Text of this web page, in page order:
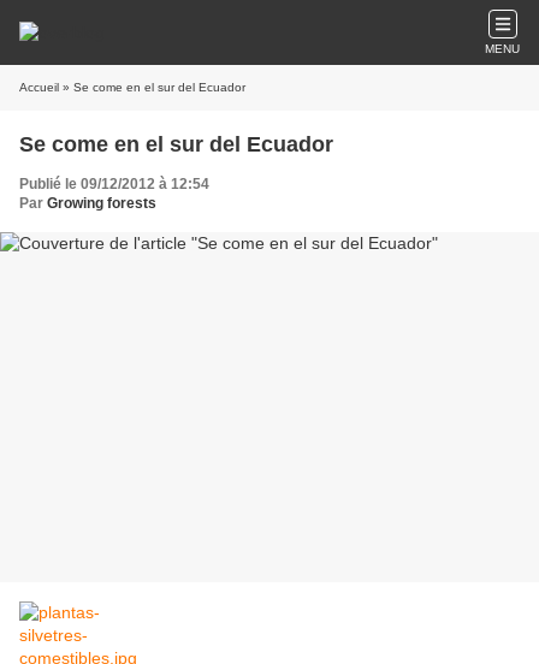
MENU
Accueil » Se come en el sur del Ecuador
Se come en el sur del Ecuador
Publié le 09/12/2012 à 12:54
Par Growing forests